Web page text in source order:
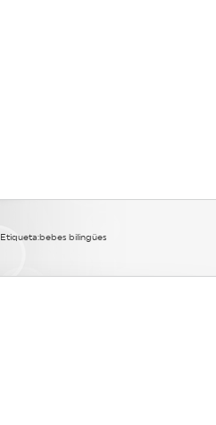
Etiqueta:bebes bilingües